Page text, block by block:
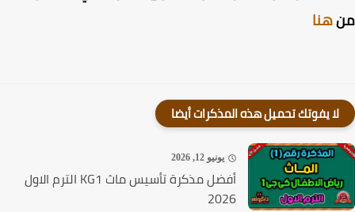
هنا
لا يفوتك تحميل هذه المذكرات أيضا
يونيو 12, 2026
أفضل مذكرة تأسيس ماث KG1 الترم الاول
2026